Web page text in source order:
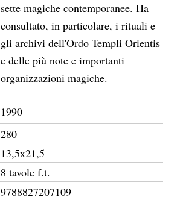
sette magiche contemporanee. Ha
consultato, in particolare, i rituali e
gli archivi dell'Ordo Templi Orientis
e delle più note e importanti
organizzazioni magiche.
1990
280
13,5x21,5
8 tavole f.t.
9788827207109